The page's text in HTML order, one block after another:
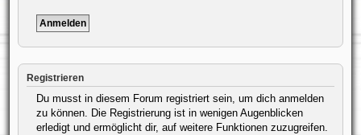
Registrieren
Du musst in diesem Forum registriert sein, um dich anmelden
zu können. Die Registrierung ist in wenigen Augenblicken
erledigt und ermöglicht dir, auf weitere Funktionen zuzugreifen.